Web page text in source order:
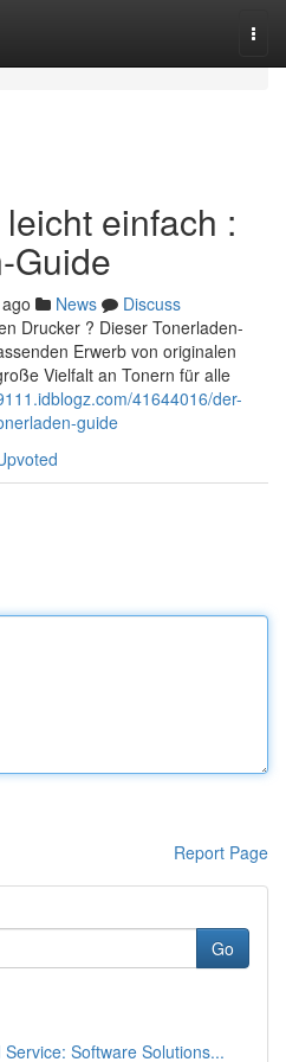
einfach :
Guide
News
Discuss
Drucker ? Dieser Tonerladen-
Erwerb von originalen
Vielfalt an Tonern für alle
41644016/der-
guide
Report Page
Go
Software Solutions...